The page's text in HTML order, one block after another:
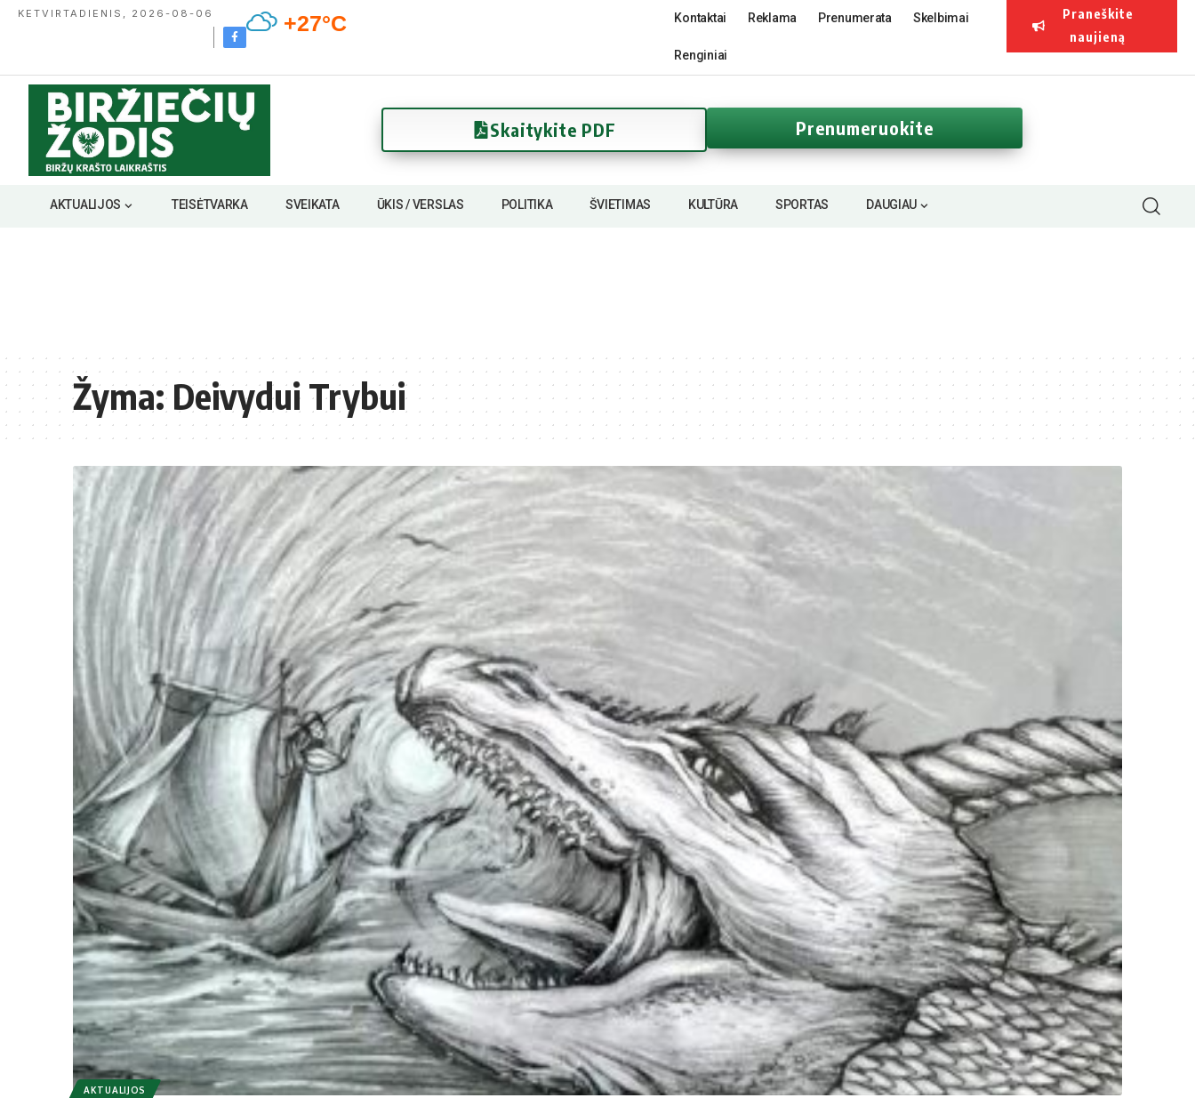
KETVIRTADIENIS, 2026-08-06 +27°C Kontaktai Reklama Prenumerata Skelbimai
Renginiai
Praneškite
naujieną
Skaitykite PDF Prenumeruokite
AKTUALIJOS TEISĖTVARKA SVEIKATA ŪKIS / VERSLAS POLITIKA ŠVIETIMAS KULTŪRA SPORTAS DAUGIAU
Žyma:Deivydui Trybui
AKTUALIJOS